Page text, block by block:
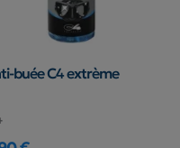
buée C4 extrème